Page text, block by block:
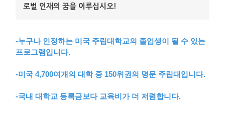
로벌 인재의 꿈을 이루십시오!
-누구나 인정하는 미국 주립대학교의 졸업생이 될 수 있는
프로그램입니다.
-미국 4,700여개의 대학 중 150위권의 명문 주립대입니다.
-국내 대학교 등록금보다 교육비가 더 저렴합니다.